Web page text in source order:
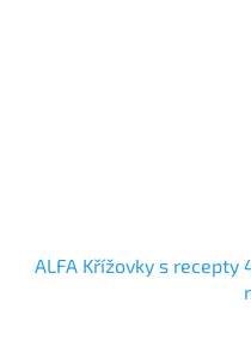
ALFA Křížovky s